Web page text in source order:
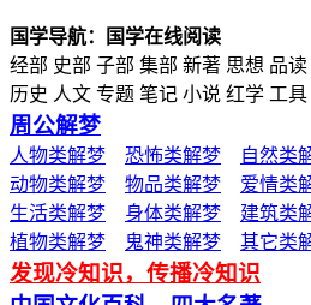
国学导航：国学在线阅读
经部 史部 子部 集部 新著 思想 品读
历史 人文 专题 笔记 小说 红学 工具
周公解梦
人物类解梦 恐怖类解梦
自然类
动物类解梦
物品类解梦
爱情类
生活类解梦
身体类解梦
建筑类
植物类解梦
鬼神类解梦 其它类
发现冷知识，传播冷知识